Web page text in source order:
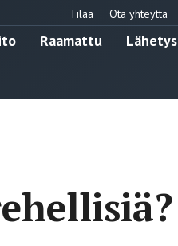
Tilaa Ota yhteyttä
Raamattu Lähetys